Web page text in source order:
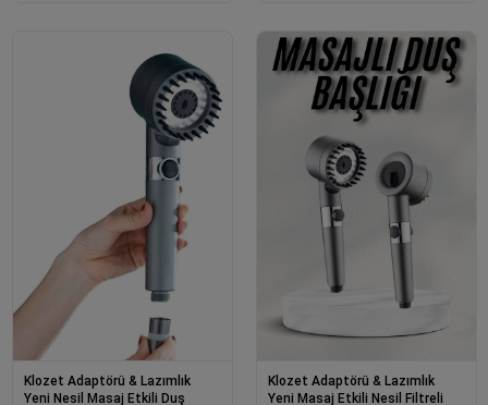
Klozet Adaptörü & Lazımlık
Yeni Nesil Masaj Etkili Duş
Klozet Adaptörü & Lazımlık
Yeni Masaj Etkili Nesil Filtreli